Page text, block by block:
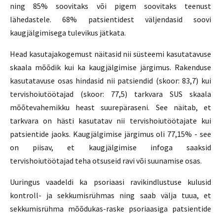
ning 85% soovitaks või pigem soovitaks teenust
lähedastele. 68% patsientidest väljendasid soovi
kaugjälgimisega tulevikus jätkata.
Head kasutajakogemust näitasid nii süsteemi kasutatavuse
skaala mõõdik kui ka kaugjälgimise järgimus. Rakenduse
kasutatavuse osas hindasid nii patsiendid (skoor: 83,7) kui
tervishoiutöötajad (skoor: 77,5) tarkvara SUS skaala
mõõtevahemikku heast suurepäraseni. See näitab, et
tarkvara on hästi kasutatav nii tervishoiutöötajate kui
patsientide jaoks. Kaugjälgimise järgimus oli 77,15% - see
on piisav, et kaugjälgimise infoga saaksid
tervishoiutöötajad teha otsuseid ravi või suunamise osas.
Uuringus vaadeldi ka psoriaasi ravikindlustuse kulusid
kontroll- ja sekkumisrühmas ning saab välja tuua, et
sekkumisrühma mõõdukas-raske psoriaasiga patsientide